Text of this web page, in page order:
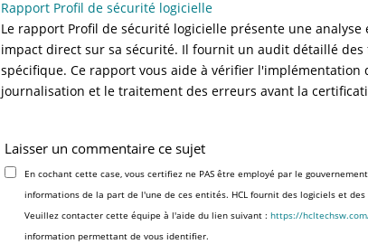
Rapport Profil de sécurité logicielle
Le rapport Profil de sécurité logicielle présente une
impact direct sur sa sécurité. Il fournit un audit détaillé
spécifique. Ce rapport vous aide à vérifier
journalisation et le traitement des erreurs avant la
Laisser un commentaire ce sujet
En cochant cette case, vous certifiez ne PAS être employé par le
informations de la part de l'une de ces entités. HCL fournit des logiciels et
Veuillez contacter cette équipe à l'aide du lien suivant :https://
information permettant de vous identifier.